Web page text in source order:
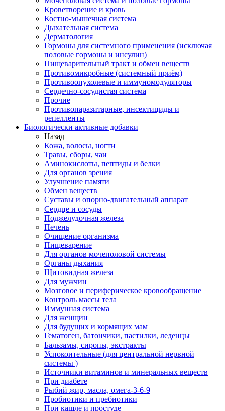
Кроветворение и кровь
Костно-мышечная система
Дыхательная система
Дерматология
Гормоны для системного применения (исключая
половые гормоны и инсулин)
Пищеварительный тракт и обмен веществ
Противомикробные (системный приём)
Противоопухолевые и иммуномодуляторы
Сердечно-сосудистая система
Прочие
Противопаразитарные, инсектициды и
репелленты
Биологически активные добавки
Назад
Кожа, волосы, ногти
Травы, сборы, чаи
Аминокислоты, пептиды и белки
Для органов зрения
Улучшение памяти
Обмен веществ
Суставы и опорно-двигательный аппарат
Сердце и сосуды
Поджелудочная железа
Печень
Очищение организма
Пищеварение
Для органов мочеполовой системы
Органы дыхания
Щитовидная железа
Для мужчин
Мозговое и периферическое кровообращение
Контроль массы тела
Иммунная система
Для женщин
Для будущих и кормящих мам
Гематоген, батончики, пастилки, леденцы
Бальзамы, сиропы, экстракты
Успокоительные (для центральной нервной
системы )
Источники витаминов и минеральных веществ
При диабете
Рыбий жир, масла, омега-3-6-9
Пробиотики и пребиотики
При кашле и простуде